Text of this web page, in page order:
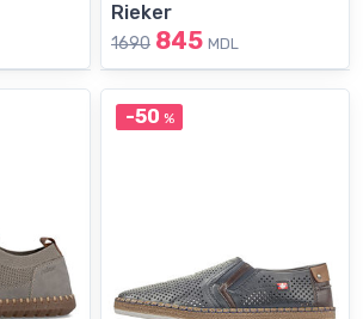
Rieker
1690 845 MDL
-50 %